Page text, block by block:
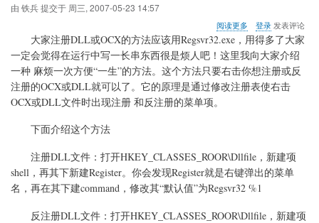
由 铁兵提交于 周三, 2007-05-23 14:57
阅读更多
于
右
键
注
册
法
登录发表评论
大家注册DLL或OCX的方法应该用Regsvr32.exe，用得多了大家
一定会觉得在运行中写一长串东西很是烦人吧！这里我向大家介绍
一种 麻烦一次方便“一生”的方法。这个方法只要右击你想注册或反
注册的OCX或DLL就可以了。它的原理是通过修改注册表使右击
OCX或DLL文件时出现注册 和反注册的菜单项。
下面介绍这个方法
注册DLL文件：打开HKEY_CLASSES_ROOR\Dllfile，新建项
shell，再其下新建Register。你会发现Register就是右键弹出的菜单
名，再在其下建command，修改其“默认值”为Regsvr32 %1
反注册DLL文件：打开HKEY_CLASSES_ROOR\Dllfile，新建项